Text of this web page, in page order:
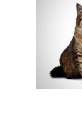
jövő forgalmat is a
arrébb mászott, a
a grabancát, ami ezáltal